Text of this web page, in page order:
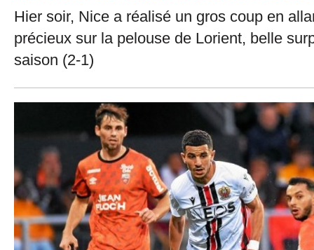
Hier soir, Nice a réalisé un gros coup en
précieux sur la pelouse de Lorient, belle
saison (2-1)